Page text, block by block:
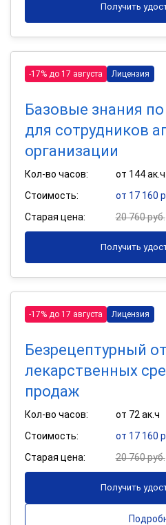
Получить
-17% до 17 августа Лицензия
Базовые знания
для сотрудников
организации
Кол-во часов:
от 144 ак.ч
Стоимость:
от 17 160
Старая цена:
20 760 руб.
Получить
-17% до 17 августа Лицензия
Безрецептурный
лекарственных
продаж
Кол-во часов:
от 72 ак.ч
Стоимость:
от 17 160
Старая цена:
20 760 руб.
Получить